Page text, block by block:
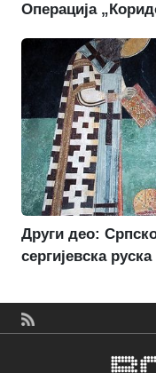
Операција
Други део:
сергијевска